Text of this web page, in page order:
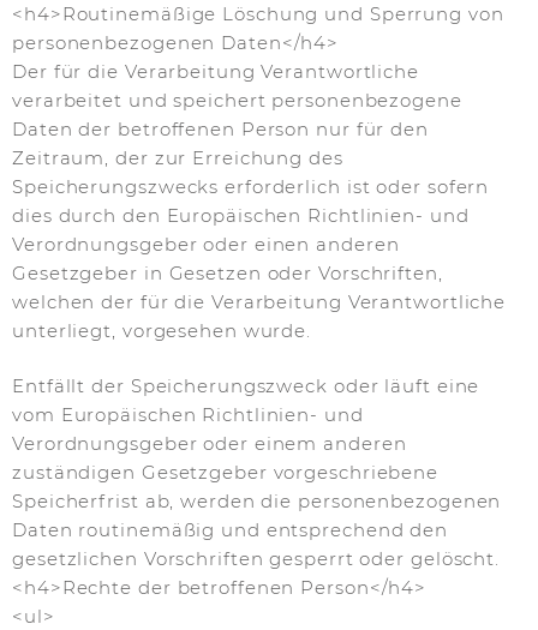
<h4>Routinemäßige Löschung und Sperrung von
personenbezogenen Daten</h4>
Der für die Verarbeitung Verantwortliche
verarbeitet und speichert personenbezogene
Daten der betroffenen Person nur für den
Zeitraum, der zur Erreichung des
Speicherungszwecks erforderlich ist oder sofern
dies durch den Europäischen Richtlinien- und
Verordnungsgeber oder einen anderen
Gesetzgeber in Gesetzen oder Vorschriften,
welchen der für die Verarbeitung Verantwortliche
unterliegt, vorgesehen wurde.
Entfällt der Speicherungszweck oder läuft eine
vom Europäischen Richtlinien- und
Verordnungsgeber oder einem anderen
zuständigen Gesetzgeber vorgeschriebene
Speicherfrist ab, werden die personenbezogenen
Daten routinemäßig und entsprechend den
gesetzlichen Vorschriften gesperrt oder gelöscht.
<h4>Rechte der betroffenen Person</h4>
<ul>